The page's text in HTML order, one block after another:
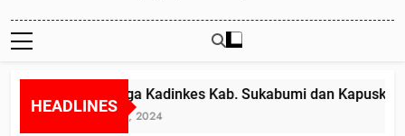
HEADLINES
Diduga Kadinkes Kab. Sukabumi dan
Juli 24, 2024